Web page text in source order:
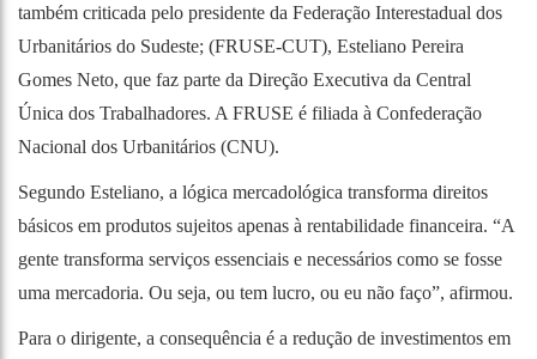
também criticada pelo presidente da Federação Interestadual dos
Urbanitários do Sudeste; (FRUSE-CUT), Esteliano Pereira
Gomes Neto, que faz parte da Direção Executiva da Central
Única dos Trabalhadores. A FRUSE é filiada à Confederação
Nacional dos Urbanitários (CNU).
Segundo Esteliano, a lógica mercadológica transforma direitos
básicos em produtos sujeitos apenas à rentabilidade financeira. “A
gente transforma serviços essenciais e necessários como se fosse
uma mercadoria. Ou seja, ou tem lucro, ou eu não faço”, afirmou.
Para o dirigente, a consequência é a redução de investimentos em